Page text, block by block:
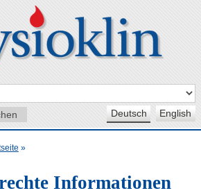
Deutsch English
»
Informationen